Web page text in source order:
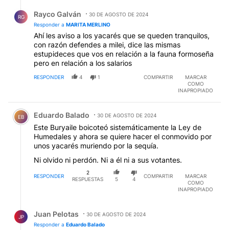
RG Rayco Galván
30 DE AGOSTO DE 2024
Responder a MARITA MERLINO
Ahí les aviso a los yacarés que se queden tranquilos,
con razón defendes a milei, dice las mismas
estupideces que vos en relación a la fauna formoseña
pero en relación a los salarios
RESPONDER 4 1 COMPARTIR
MARCAR
COMO
INAPROPIADO
Comentario de Eduardo Balado.
EB Eduardo Balado 30 DE AGOSTO DE 2024
Este Buryaile boicoteó sistemáticamente la Ley de
Humedales y ahora se quiere hacer el conmovido por
unos yacarés muriendo por la sequía.
Ni olvido ni perdón. Ni a él ni a sus votantes.
RESPONDER
2
RESPUESTAS
5 4
COMPARTIR
MARCAR
COMO
INAPROPIADO
JP Juan Pelotas
30 DE AGOSTO DE 2024
Responder a Eduardo Balado